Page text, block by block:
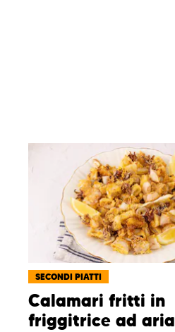
SECONDI PIATTI
Calamari fritti in
friggitrice ad aria